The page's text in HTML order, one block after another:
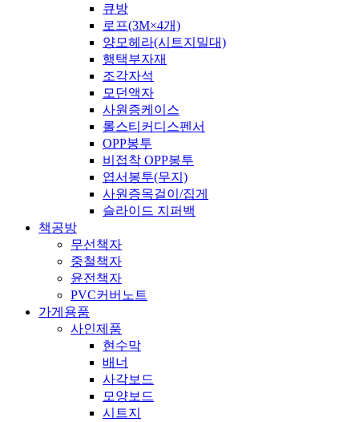
큐방
로프(3M×4개)
양모헤라(시트지밀대)
행택부자재
조각자석
모던액자
사원증케이스
롤스티커디스펜서
OPP봉투
비접착 OPP봉투
엽서봉투(무지)
사원증목걸이/집게
슬라이드 지퍼백
책공방
무선책자
중철책자
윤전책자
PVC커버노트
가게용품
사인제품
현수막
배너
사각보드
모양보드
시트지